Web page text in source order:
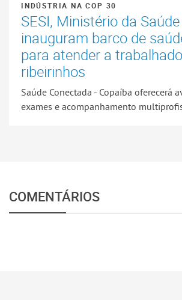
INDÚSTRIA NA COP 30
SESI, Ministério da Saúde
inauguram barco de
para atender a
ribeirinhos
Saúde Conectada - Copaíba oferecerá
exames e acompanhamento
COMENTÁRIOS